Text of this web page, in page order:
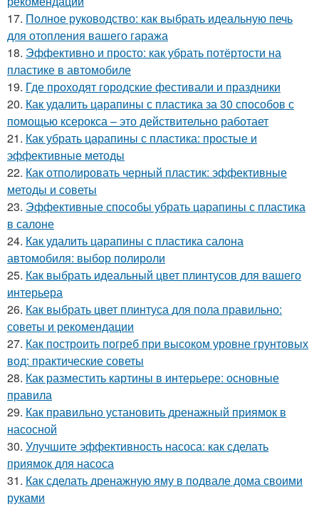
17. Полное руководство: как выбрать идеальную печь
для отопления вашего гаража
18. Эффективно и просто: как убрать потёртости на
пластике в автомобиле
19. Где проходят городские фестивали и праздники
20. Как удалить царапины с пластика за 30 способов с
помощью ксерокса – это действительно работает
21. Как убрать царапины с пластика: простые и
эффективные методы
22. Как отполировать черный пластик: эффективные
методы и советы
23. Эффективные способы убрать царапины с пластика
в салоне
24. Как удалить царапины с пластика салона
автомобиля: выбор полироли
25. Как выбрать идеальный цвет плинтусов для вашего
интерьера
26. Как выбрать цвет плинтуса для пола правильно:
советы и рекомендации
27. Как построить погреб при высоком уровне грунтовых
вод: практические советы
28. Как разместить картины в интерьере: основные
правила
29. Как правильно установить дренажный приямок в
насосной
30. Улучшите эффективность насоса: как сделать
приямок для насоса
31. Как сделать дренажную яму в подвале дома своими
руками